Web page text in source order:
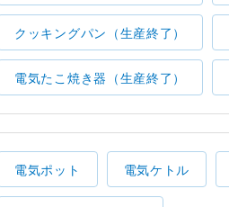
クッキングパン（生産終了）
電気たこ焼き器（生産終了）
電気ポット 電気ケトル